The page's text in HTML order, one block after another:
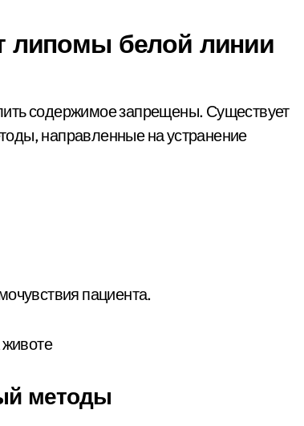
липомы белой линии
содержимое запрещены. Существует
направленные на устранение
пациента.
методы